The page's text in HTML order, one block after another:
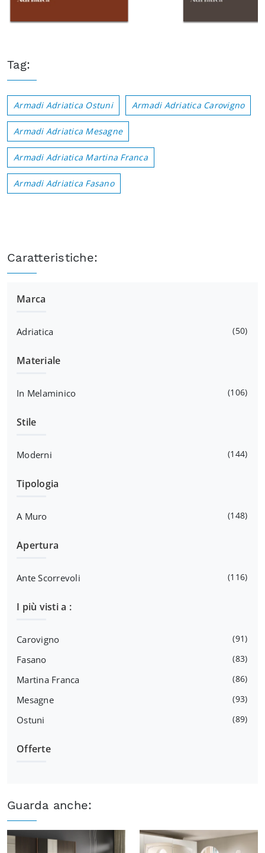
Tag:
Armadi Adriatica Ostuni Armadi Adriatica Carovigno
Armadi Adriatica Mesagne
Armadi Adriatica Martina Franca
Armadi Adriatica Fasano
Caratteristiche:
Marca
Adriatica 50
Materiale
In Melaminico 106
Stile
Moderni 144
Tipologia
A Muro 148
Apertura
Ante Scorrevoli 116
I più visti a :
Carovigno 91
Fasano 83
Martina Franca 86
Mesagne 93
Ostuni 89
Offerte
Guarda anche: